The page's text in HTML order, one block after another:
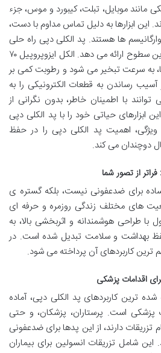
مانند موبایل، تبلت، کیبورد و موس، جزء
این ابزارها به دلیل تماس مداوم با دست،
ها هستند. پد الکلی دپی راه حلی
ایمن و مؤثر برای ضدعفونی این سطوح ارائه می دهد. الکل ایزوپروپیل ۷۰
به سرعت تبخیر می شود و رطوبت کمی بر
آسیب رساندن به قطعات الکترونیکی را به
با اطمینان خاطر، بدون نگرانی از
ابزارهای حیاتی خود را با پد الکلی دپی
اهمیت پد الکلی دپی را در حفظ
دوچندان می کند.
از تصور شما
ساده برای ضدعفونی نیست، بلکه گستره ی
های مختلف زندگی روزمره و حرفه ای
طراحی هوشمندانه و اثربخشی بالا، به
بهداشت و سلامت تبدیل شده است. در
ترین کاربردهای آن پرداخته می شود.
اقدامات پزشکی
ترین کاربردهای پد الکلی دپی، آماده
پزشکی است. پرستاران، پزشکان، و حتی
تزریقات دارند، از این پدها برای ضدعفونی
شامل تزریقات انسولین برای بیماران